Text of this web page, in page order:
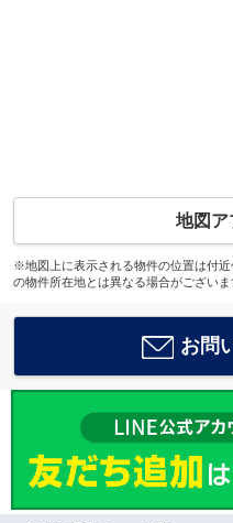
地図ア
※地図上に表示される物件の位置は付
の物件所在地とは異なる場合がございま
お問